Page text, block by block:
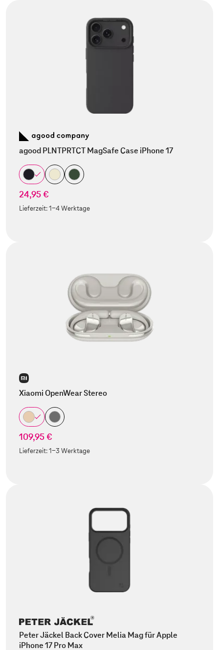
agood PLNTPRTCT MagSafe Case iPhone 17
24,95 €
Lieferzeit:1-4 Werktage
Xiaomi OpenWear Stereo
109,95 €
Lieferzeit:1-3 Werktage
Peter Jäckel Back Cover Melia Mag für Apple
iPhone 17 Pro Max